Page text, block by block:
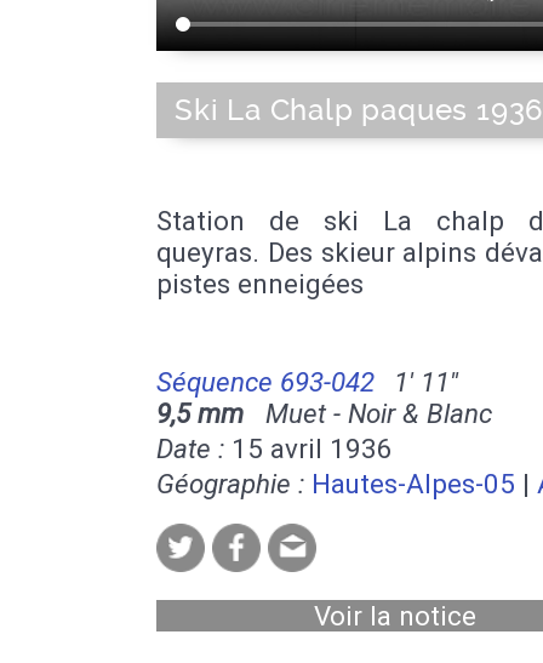
Ski La Chalp paques
Station de ski La chalp
queyras. Des skieur alpins
pistes enneigées
Séquence 693-042
1' 11''
9,5 mm Muet - Noir & Blanc
Date : 15 avril 1936
Géographie : Hautes-Alpes-05 |
Voir la notice